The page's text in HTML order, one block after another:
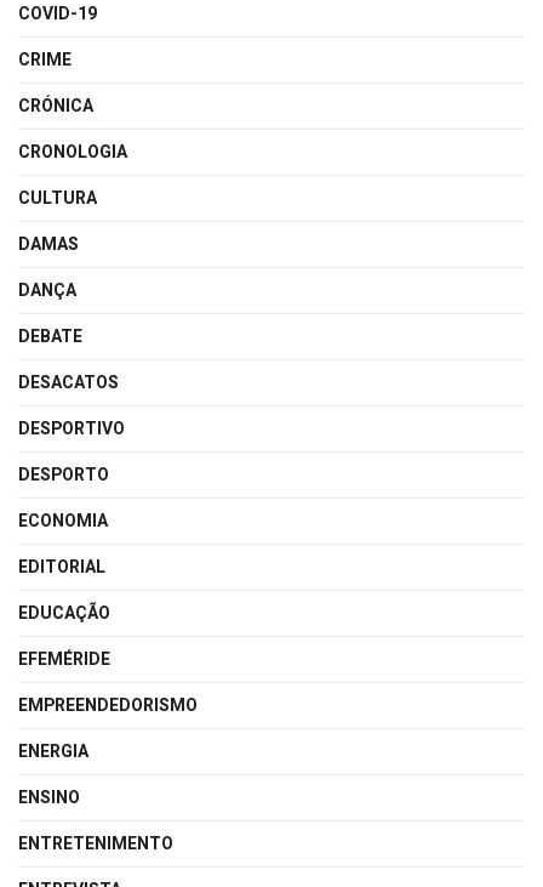
COVID-19
CRIME
CRÓNICA
CRONOLOGIA
CULTURA
DAMAS
DANÇA
DEBATE
DESACATOS
DESPORTIVO
DESPORTO
ECONOMIA
EDITORIAL
EDUCAÇÃO
EFEMÉRIDE
EMPREENDEDORISMO
ENERGIA
ENSINO
ENTRETENIMENTO